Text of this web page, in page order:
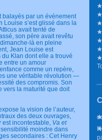
balayés par un événement
Louise s’est glissé dans la
avait tenté de
son père avait revêtu
là en pleine
Jean Louise est
Klan dont elle a trouvé
entre un amour
comme un repère,
une véritable révolution —
des compromis. Son
vers la maturité que doit
expose la vision de l’auteur,
des deux ouvrages,
est incontestable, Va et
sensibilité moindre dans
secondaires : Cet Henry